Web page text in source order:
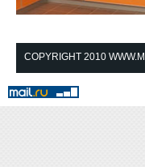
tech (Хайтек),
минимализма,
классические
готовы
COPYRIGHT 2010